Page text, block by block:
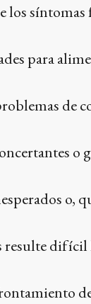
los
para
de
o,
resulte difícil